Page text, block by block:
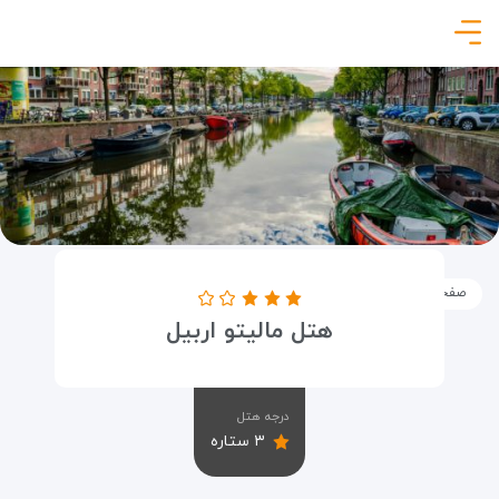
صفحه نخست اقامتگاه ها هتل مالیتو اربیل
هتل مالیتو اربیل
درجه هتل